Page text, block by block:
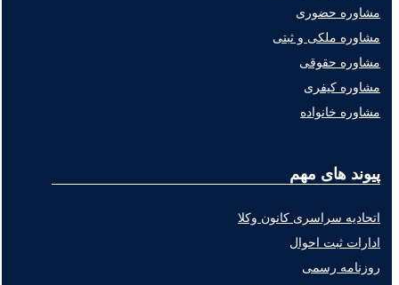
مشاوره حضوری
مشاوره ملکی و ثبتی
مشاوره حقوقی
مشاوره کیفری
مشاوره خانواده
پیوند های مهم
اتحادیه سراسری کانون وکلا
ادارات ثبت احوال
روزنامه رسمی